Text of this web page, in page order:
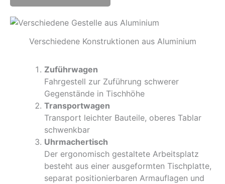
Verschiedene Konstruktionen aus Aluminium
Zuführwagen
Fahrgestell zur Zuführung schwerer
Gegenstände in Tischhöhe
Transportwagen
Transport leichter Bauteile, oberes Tablar
schwenkbar
Uhrmachertisch
Der ergonomisch gestaltete Arbeitsplatz
besteht aus einer ausgeformten Tischplatte,
separat positionierbaren Armauflagen und